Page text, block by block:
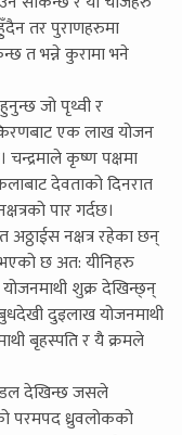
हुँदैन तर पुराणहरुमा
त भन्ने कुरामा भने
जो पृथ्वी र
एक लाख योजन
कृष्ण पक्षमा
देवताको दिनरात
पार गर्दछ।
अठ्ठाईस नक्षत्र रहेका छन्
छ अत: यीनिहरु
शुक्र देखिन्छ्न्
दुइलाख योजनमाथी
बृहस्पति र यै क्रमले
देखिन्छ जसले
परमपद ध्रुवलोकको